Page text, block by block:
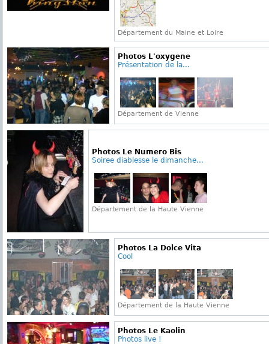
Département du Maine et Loire
Photos L'oxygene
Présentation de la...
Département de Vienne
Photos Le Numero Bis
Soiree diablesse le dimanche...
Département de la Haute Vienne
Photos La Dolce Vita
Cool
Département de la Haute Vienne
Photos Le Kaolin
Photos live !